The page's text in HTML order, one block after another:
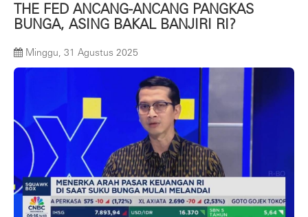
THE FED ANCANG-ANCANG PANGKAS
BUNGA, ASING BAKAL BANJIRI RI?
Minggu, 31 Agustus 2025